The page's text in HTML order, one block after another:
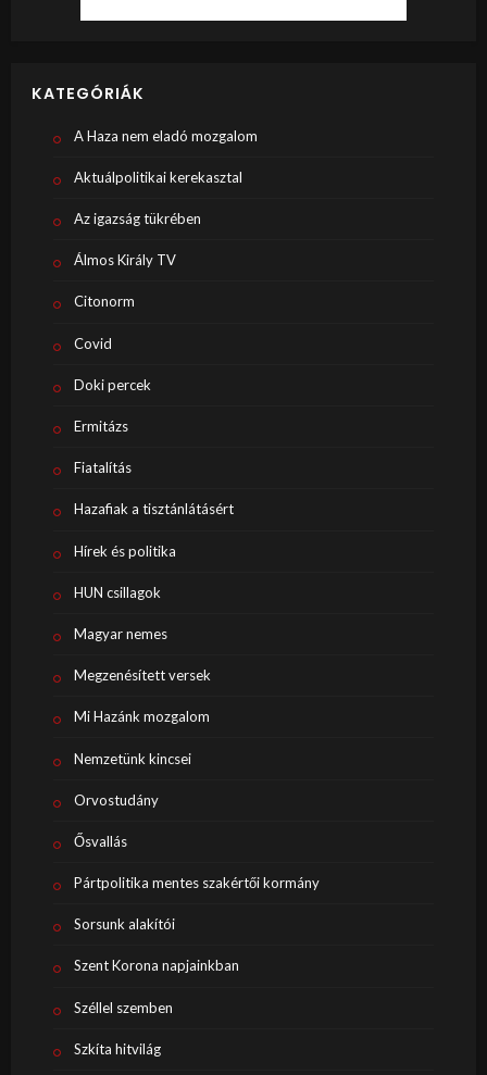
KATEGÓRIÁK
A Haza nem eladó mozgalom
Aktuálpolitikai kerekasztal
Az igazság tükrében
Álmos Király TV
Citonorm
Covid
Doki percek
Ermitázs
Fiatalítás
Hazafiak a tisztánlátásért
Hírek és politika
HUN csillagok
Magyar nemes
Megzenésített versek
Mi Hazánk mozgalom
Nemzetünk kincsei
Orvostudány
Ősvallás
Pártpolitika mentes szakértői kormány
Sorsunk alakítói
Szent Korona napjainkban
Széllel szemben
Szkíta hitvilág